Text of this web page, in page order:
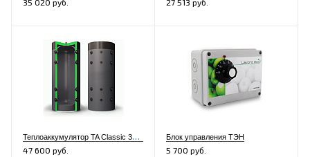
35 020 руб. 27 513 руб.
Т
еплоаккумулятор TA Classic 300 литров
47 600 руб.
Блок управления ТЭН
5 700 руб.